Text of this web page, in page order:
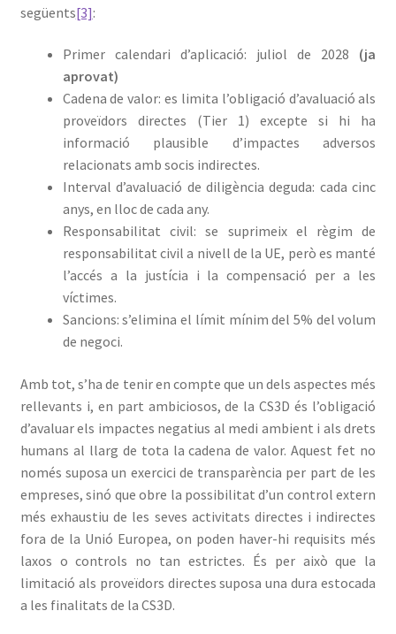
següents[3]:
Primer calendari d’aplicació: juliol de 2028 (ja
aprovat)
Cadena de valor: es limita l’obligació d’avaluació als
proveïdors directes (Tier 1) excepte si hi ha
informació plausible d’impactes adversos
relacionats amb socis indirectes.
Interval d’avaluació de diligència deguda: cada cinc
anys, en lloc de cada any.
Responsabilitat civil: se suprimeix el règim de
responsabilitat civil a nivell de la UE, però es manté
l’accés a la justícia i la compensació per a les
víctimes.
Sancions: s’elimina el límit mínim del 5% del volum
de negoci.
Amb tot, s’ha de tenir en compte que un dels aspectes més
rellevants i, en part ambiciosos, de la CS3D és l’obligació
d’avaluar els impactes negatius al medi ambient i als drets
humans al llarg de tota la cadena de valor. Aquest fet no
només suposa un exercici de transparència per part de les
empreses, sinó que obre la possibilitat d’un control extern
més exhaustiu de les seves activitats directes i indirectes
fora de la Unió Europea, on poden haver-hi requisits més
laxos o controls no tan estrictes. És per això que la
limitació als proveïdors directes suposa una dura estocada
a les finalitats de la CS3D.